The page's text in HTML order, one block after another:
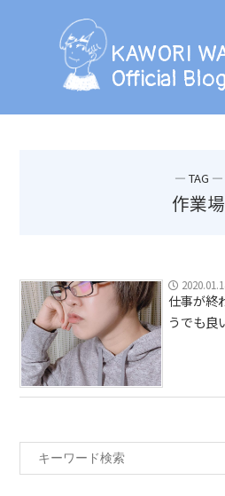
KAWORI
Official
KAWORI WATANABE
Official Blog & Web Site
BLOG
SCHEDULE
LESSON
PROFILE
― TAG ―
作業場
仕事が終
うでも良